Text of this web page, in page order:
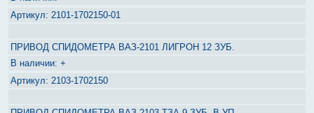
2101-1702150-01
ПРИВОД СПИДОМЕТРА ВАЗ-2101 ЛИГРОН 12 ЗУБ.
+
2103-1702150